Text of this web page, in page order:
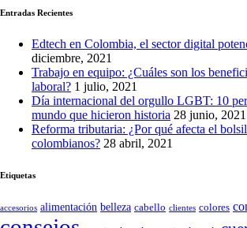
Entradas Recientes
Edtech en Colombia, el sector digital
diciembre, 2021
Trabajo en equipo: ¿Cuáles son los
laboral? 1 julio, 2021
Día internacional del orgullo LGBT: 10
mundo que hicieron historia 28 junio, 2021
Reforma tributaria: ¿Por qué afecta el
colombianos? 28 abril, 2021
Etiquetas
accesorios alimentación belleza cabello clientes colores